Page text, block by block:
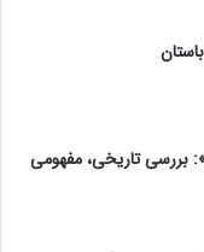
بررسی تاریخی، مفهومی